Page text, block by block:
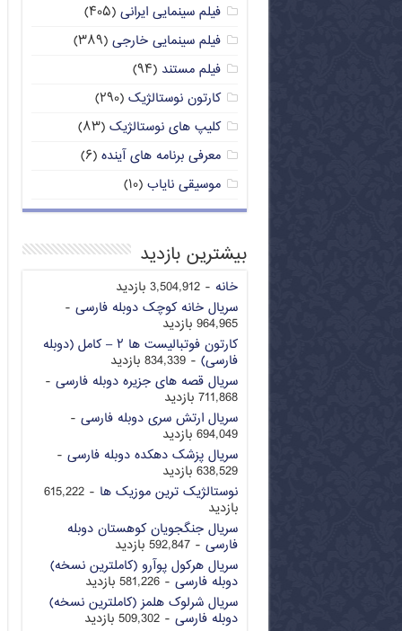
فیلم سینمایی ایرانی (۴۰۵)
فیلم سینمایی خارجی (۳۸۹)
فیلم مستند (۹۴)
کارتون نوستالژیک (۲۹۰)
کلیپ های نوستالژیک (۸۳)
معرفی برنامه های آینده (۶)
موسیقی نایاب (۱۰)
بیشترین بازدید
خانه - 3,504,912 بازدید
سریال خانه کوچک دوبله فارسی -
964,965 بازدید
کارتون فوتبالیست ها ۲ – کامل (دوبله
فارسی) - 834,339 بازدید
سریال قصه های جزیره دوبله فارسی -
711,868 بازدید
سریال ارتش سری دوبله فارسی -
694,049 بازدید
سریال پزشک دهکده دوبله فارسی -
638,529 بازدید
نوستالژیک ترین موزیک ها
- 615,222
بازدید
سریال جنگجویان کوهستان دوبله
فارسی - 592,847 بازدید
سریال هرکول پوآرو (کاملترین نسخه)
دوبله فارسی - 581,226 بازدید
سریال شرلوک هلمز (کاملترین نسخه)
دوبله فارسی - 509,302 بازدید